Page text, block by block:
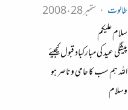
طالوت
ستمبر 28، 2008
سلام علیکم
پیشگی عید کی مبارکباد قبول کیجیئے
اللہ ہم سب کا حامی و ناصر ہو
وسلام